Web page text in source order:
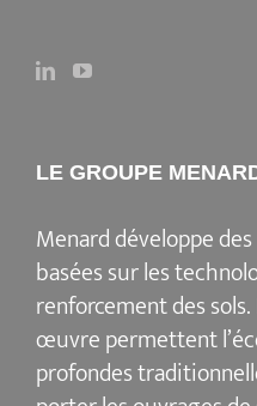
LE GROUPE
Menarddéveloppe
basées sur les
renforcement des sols
œuvre permettent
profondes